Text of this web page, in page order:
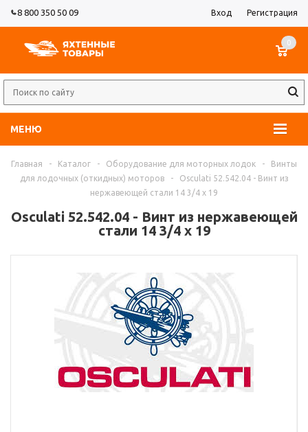
8 800 350 50 09 Вход Регистрация
МЕНЮ
0
Главная - Каталог - Оборудование для моторных лодок -
Винты
для лодочных (откидных) моторов
-
Osculati 52.542.04 - Винт из
нержавеющей стали 14 3/4 x 19
Osculati 52.542.04 - Винт из нержавеющей
стали 14 3/4 x 19